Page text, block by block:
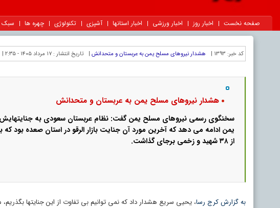
صفحه نخست اخبار روز اخبار ورزشی اخبار استانها آشپزی تکنولوژی چهره ها سبک
کد خبر: 1393 | هشدار نیروهای مسلح یمن به عربستان و متحدانش | تاریخ انتشار : ۱۷ مرداد ۱۴۰۵ - ۲:۳۵ |
هشدار نیروهای مسلح یمن به عربستان و متحدانش
سخنگوی رسمی نیروهای مسلح یمن گفت: نظام عربستان سعودی به
یمن ادامه می دهد که آخرین مورد آن جنایت بازار الرقو در استان صعده بود
از ۳۸ شهید و زخمی برجای گذاشت.
به گزارش کرج رسا، یحیی سریع هشدار داد که نمی توانیم بی تفاوت از این جنایتها